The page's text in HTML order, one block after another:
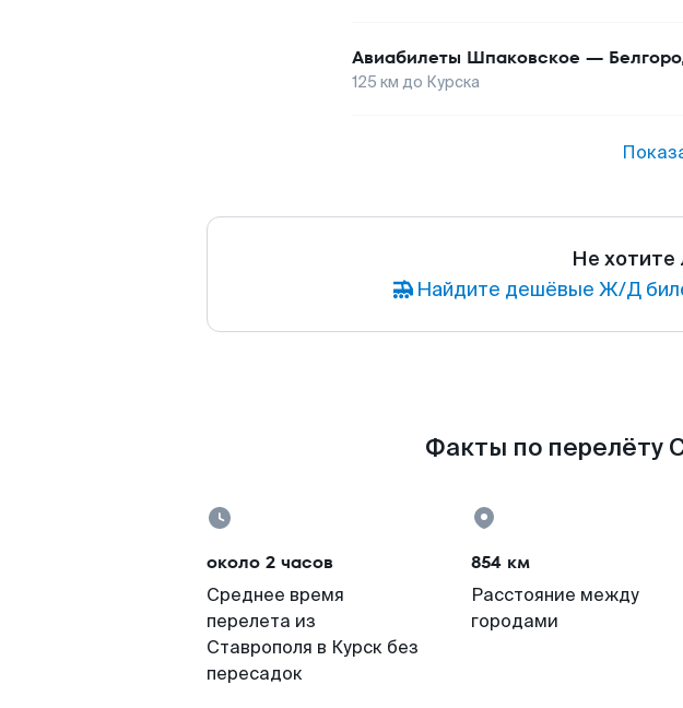
Авиабилеты Шпаковское —
125 км до Курска
Не хотите
Найдите дешёвые Ж/Д
Факты по перелёту
около 2 часов
Среднее время
перелета из
Ставрополя в Курск без
пересадок
854 км
Расстояние между
городами